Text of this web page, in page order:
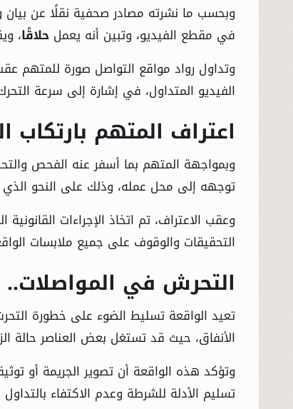
وبحسب ما نشرته مصادر صحفية نقلًا عن بيان
في مقطع الفيديو، وتبين أنه يعمل حلاقًا،
وتداول رواد مواقع التواصل صورة
الفيديو المتداول، في إشارة إلى سرعة
اعتراف المتهم بارتكاب
وبمواجهة المتهم بما أسفر عنه الفحص
توجهه إلى محل عمله، وذلك على النحو
وعقب الاعتراف، تم اتخاذ الإجراءات
التحقيقات والوقوف على جميع ملابسات
التحرش في
تعيد الواقعة تسليط الضوء على خطورة
الأنفاق، حيث قد تستغل بعض العناصر حالة
وتؤكد هذه الواقعة أن تصوير الجريمة أو
تسليم الأدلة للشرطة وعدم الاكتفاء